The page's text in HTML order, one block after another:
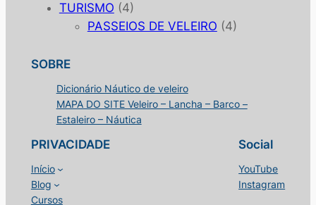
TURISMO (4)
PASSEIOS DE VELEIRO (4)
SOBRE
Dicionário Náutico de veleiro
MAPA DO SITE Veleiro – Lancha – Barco –
Estaleiro – Náutica
PRIVACIDADE
Início
Blog
Cursos
Social
YouTube
Instagram